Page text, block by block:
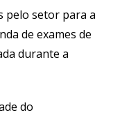
pelo setor para a
de exames de
durante a
do